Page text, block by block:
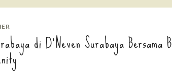
di D'Neven Surabaya Bersama